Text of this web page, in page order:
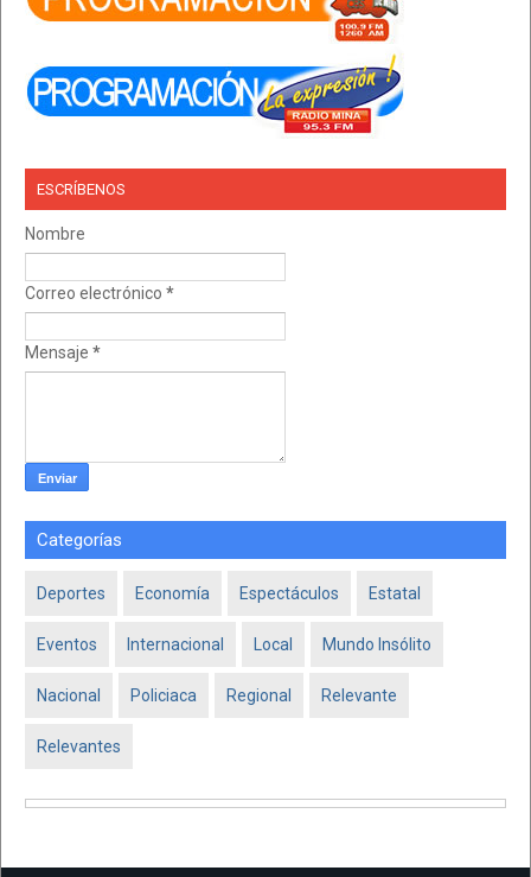
ESCRÍBENOS
Nombre
Correo electrónico *
Mensaje *
Categorías
Deportes Economía Espectáculos Estatal
Eventos Internacional Local Mundo Insólito
Nacional Policiaca Regional Relevante
Relevantes